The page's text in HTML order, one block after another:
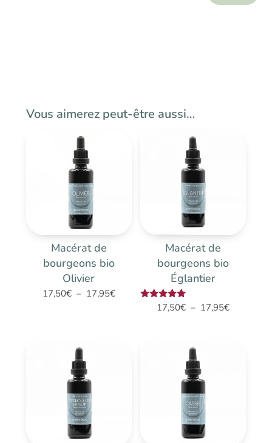
Vous aimerez peut-être aussi…
Macérat de
bourgeons bio
Olivier
17,50€ – 17,95€Plage
Macérat de
bourgeons bio
Églantier
Note17,50€ – 17,95€Plage